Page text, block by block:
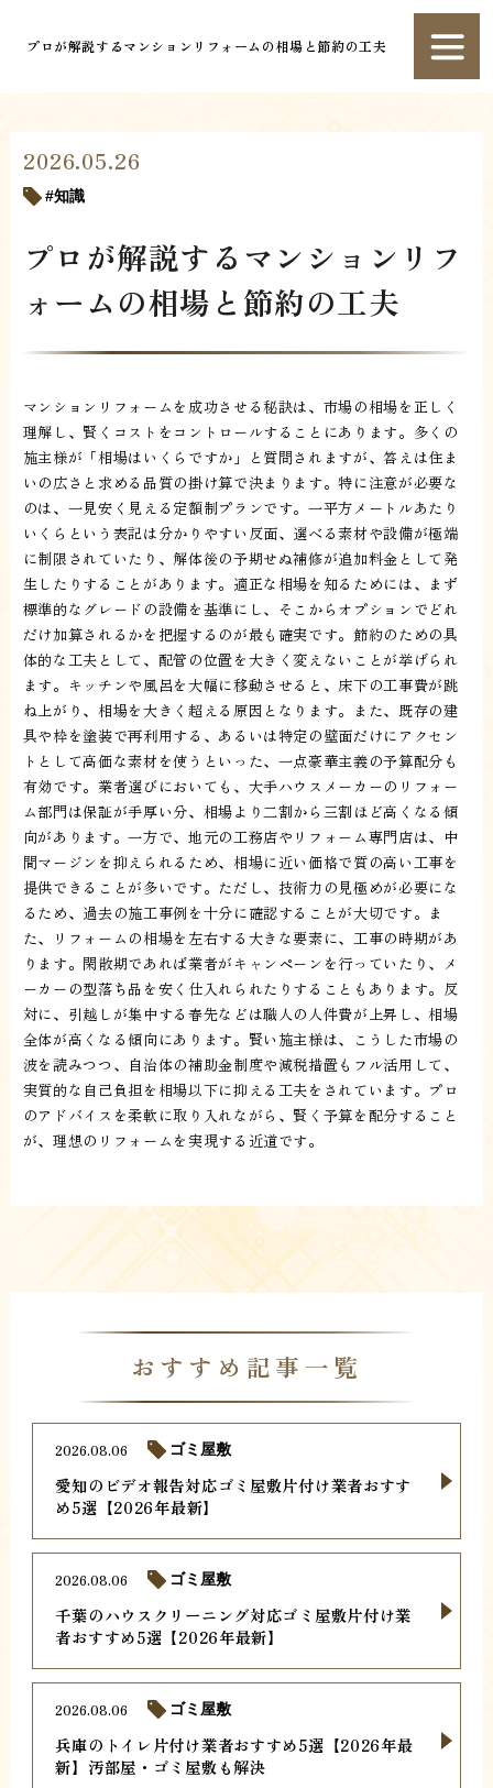
プロが解説するマンションリフォームの相場と節約の工夫
2026.05.26
知識
プロが解説するマンションリフ
ォームの相場と節約の工夫
マンションリフォームを成功させる秘訣は、市場の相場を正しく
理解し、賢くコストをコントロールすることにあります。多くの
施主様が「相場はいくらですか」と質問されますが、答えは住ま
いの広さと求める品質の掛け算で決まります。特に注意が必要な
のは、一見安く見える定額制プランです。一平方メートルあたり
いくらという表記は分かりやすい反面、選べる素材や設備が極端
に制限されていたり、解体後の予期せぬ補修が追加料金として発
生したりすることがあります。適正な相場を知るためには、まず
標準的なグレードの設備を基準にし、そこからオプションでどれ
だけ加算されるかを把握するのが最も確実です。節約のための具
体的な工夫として、配管の位置を大きく変えないことが挙げられ
ます。キッチンや風呂を大幅に移動させると、床下の工事費が跳
ね上がり、相場を大きく超える原因となります。また、既存の建
具や枠を塗装で再利用する、あるいは特定の壁面だけにアクセン
トとして高価な素材を使うといった、一点豪華主義の予算配分も
有効です。業者選びにおいても、大手ハウスメーカーのリフォー
ム部門は保証が手厚い分、相場より二割から三割ほど高くなる傾
向があります。一方で、地元の工務店やリフォーム専門店は、中
間マージンを抑えられるため、相場に近い価格で質の高い工事を
提供できることが多いです。ただし、技術力の見極めが必要にな
るため、過去の施工事例を十分に確認することが大切です。ま
た、リフォームの相場を左右する大きな要素に、工事の時期があ
ります。閑散期であれば業者がキャンペーンを行っていたり、メ
ーカーの型落ち品を安く仕入れられたりすることもあります。反
対に、引越しが集中する春先などは職人の人件費が上昇し、相場
全体が高くなる傾向にあります。賢い施主様は、こうした市場の
波を読みつつ、自治体の補助金制度や減税措置もフル活用して、
実質的な自己負担を相場以下に抑える工夫をされています。プロ
のアドバイスを柔軟に取り入れながら、賢く予算を配分すること
が、理想のリフォームを実現する近道です。
おすすめ記事一覧
愛知のビデオ報告対応ゴミ屋敷片付け業者おすす
め5選【2026年最新】
2026.08.06 ゴミ屋敷
千葉のハウスクリーニング対応ゴミ屋敷片付け業
者おすすめ5選【2026年最新】
2026.08.06 ゴミ屋敷
兵庫のトイレ片付け業者おすすめ5選【2026年最
新】汚部屋・ゴミ屋敷も解決
2026.08.06 ゴミ屋敷